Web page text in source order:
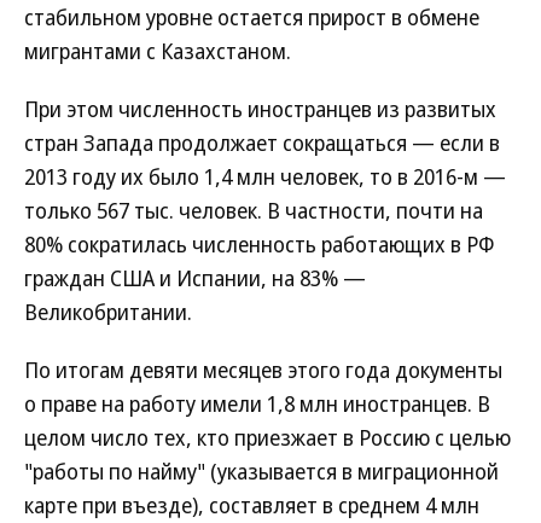
стабильном уровне остается прирост в обмене
мигрантами с Казахстаном.
При этом численность иностранцев из развитых
стран Запада продолжает сокращаться — если в
2013 году их было 1,4 млн человек, то в 2016-м —
только 567 тыс. человек. В частности, почти на
80% сократилась численность работающих в РФ
граждан США и Испании, на 83% —
Великобритании.
По итогам девяти месяцев этого года документы
о праве на работу имели 1,8 млн иностранцев. В
целом число тех, кто приезжает в Россию с целью
"работы по найму" (указывается в миграционной
карте при въезде), составляет в среднем 4 млн